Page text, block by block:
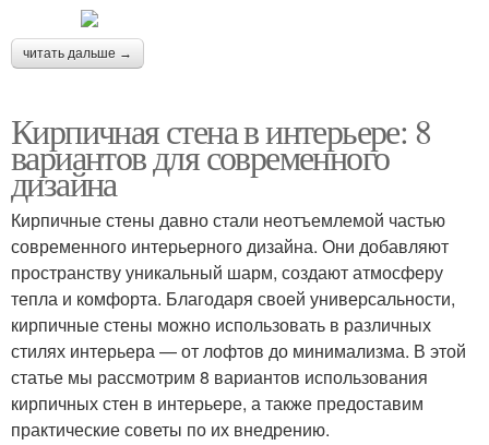
читать дальше →
Кирпичная стена в интерьере: 8
вариантов для современного
дизайна
Кирпичные стены давно стали неотъемлемой частью
современного интерьерного дизайна. Они добавляют
пространству уникальный шарм, создают атмосферу
тепла и комфорта. Благодаря своей универсальности,
кирпичные стены можно использовать в различных
стилях интерьера — от лофтов до минимализма. В этой
статье мы рассмотрим 8 вариантов использования
кирпичных стен в интерьере, а также предоставим
практические советы по их внедрению.